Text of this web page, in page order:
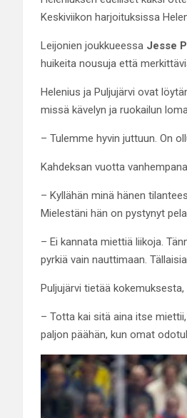
Keskiviikon harjoituksissa
Leijonien joukkueessa Jesse
huikeita nousuja että
Helenius ja Puljujärvi ovat
missä kävelyn ja ruokailun
– Tulemme hyvin juttuun. On
Kahdeksan vuotta
– Kyllähän minä hänen
Mielestäni hän on pystynyt
– Ei kannata miettiä liikoja.
pyrkiä vain nauttimaan.
Puljujärvi tietää
– Totta kai sitä aina itse
paljon päähän, kun omat